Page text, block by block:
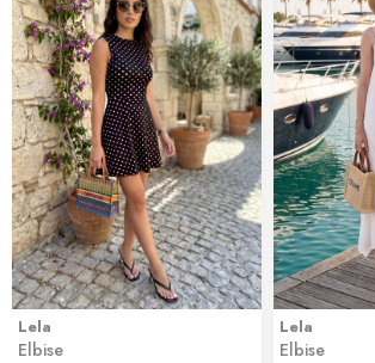
Lela
Elbise
Lela
Elbise